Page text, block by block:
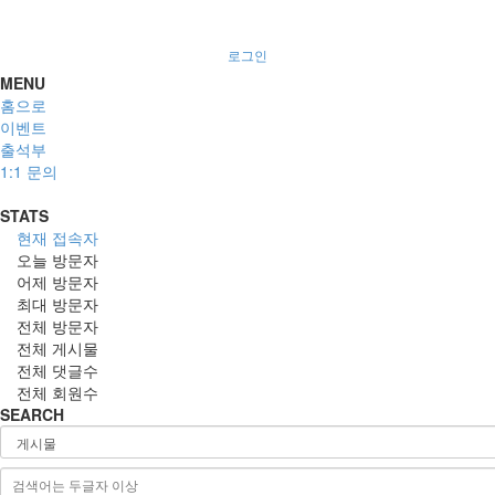
로그인
MENU
홈으로
이벤트
출석부
1:1 문의
STATS
현재 접속자
오늘 방문자
어제 방문자
최대 방문자
전체 방문자
전체 게시물
전체 댓글수
전체 회원수
SEARCH